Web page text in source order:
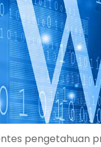
pengetahuan